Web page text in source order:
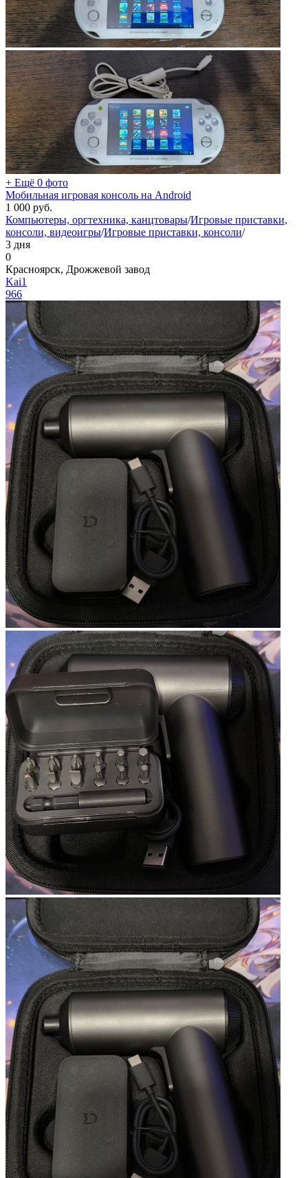
+ Ещё 0 фото
Мобильная игровая консоль на Android
1 000 руб.
Компьютеры, оргтехника, канцтовары/Игровые приставки,
консоли, видеоигры/Игровые приставки, консоли/
3 дня
0
Красноярск, Дрожжевой завод
Kai1
966